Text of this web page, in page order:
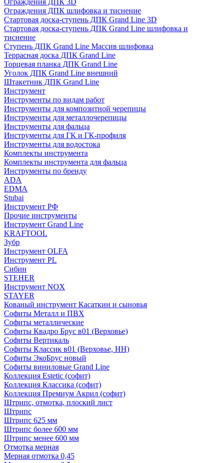
Ограждения ДПК 3D
Ограждения ДПК шлифовка и тиснение
Стартовая доска-ступень ДПК Grand Line 3D
Стартовая доска-ступень ДПК Grand Line шлифовка и
тиснение
Ступень ДПК Grand Line Массив шлифовка
Террасная доска ДПК Grand Line
Торцевая планка ДПК Grand Line
Уголок ДПК Grand Line внешний
Штакетник ДПК Grand Line
Инструмент
Инструменты по видам работ
Инструменты для композитной черепицы
Инструменты для металлочерепицы
Инструменты для фальца
Инструменты для ГК и ГК-профиля
Инструменты для водостока
Комплекты инструмента
Комплекты инструмента для фальца
Инструменты по бренду
ADA
EDMA
Stubai
Инструмент РФ
Прочие инструменты
Инструмент Grand Line
KRAFTOOL
Зубр
Инструмент OLFA
Инструмент PL
Сибин
STEHER
Инструмент NOX
STAYER
Кованый инструмент Касаткин и сыновья
Софиты Металл и ПВХ
Софиты металлические
Софиты Квадро Брус в01 (Верховье)
Софиты Вертикаль
Софиты Классик в01 (Верховье, НН)
Софиты ЭкоБрус новый
Софиты виниловые Grand Line
Коллекция Estetic (софит)
Коллекция Классика (софит)
Коллекция Премиум Акрил (софит)
Штрипс, отмотка, плоский лист
Штрипс
Штрипс 625 мм
Штрипс более 600 мм
Штрипс менее 600 мм
Отмотка мерная
Мерная отмотка 0,45